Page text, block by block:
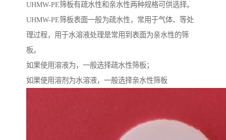
UHMW-PE筛板有疏水性和亲水性两种规格可供选择。
UHMW-PE筛板表面一般为疏水性，常用于气体、等处
理过程，用于水溶液处理是常用到表面为亲水性的筛
板。
如果使用溶液为，一般选择疏水性筛板；
如果使用溶剂为水溶液，一般选择亲水性筛板